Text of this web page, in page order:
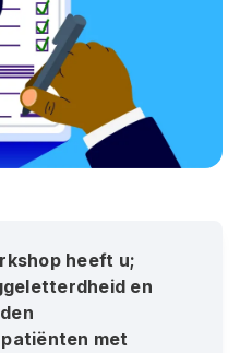
heeft u;
en
met